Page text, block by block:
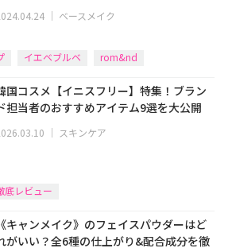
｜ ベースメイク
イエベブルベ rom&nd
国コスメ【イニスフリー】特集！ブラン
担当者のおすすめアイテム9選を大公開
｜ スキンケア
底レビュー
《キャンメイク》のフェイスパウダーはど
がいい？全6種の仕上がり&配合成分を徹